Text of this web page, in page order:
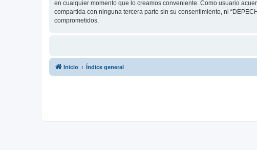
en cualquier momento que lo creamos conveniente. Como usuario
compartida con ninguna tercera parte sin su consentimiento, ni
comprometidos.
Inicio Índice general